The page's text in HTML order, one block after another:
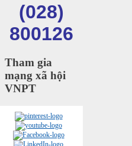
(028)
800126
Tham gia
mạng xã hội
VNPT